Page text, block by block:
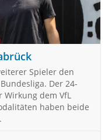
Spieler den
Der 24-
Wirkung dem VfL
haben beide